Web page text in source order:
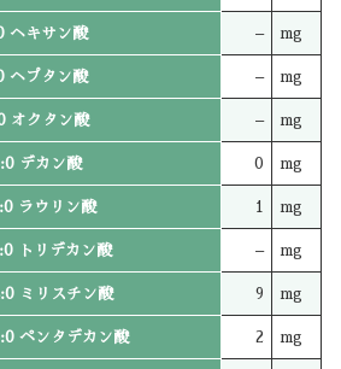
ヘキサン酸 – mg
ヘプタン酸 – mg
オクタン酸 – mg
デカン酸 0 mg
ラウリン酸 1 mg
トリデカン酸 – mg
ミリスチン酸 9 mg
ペンタデカン酸 2 mg